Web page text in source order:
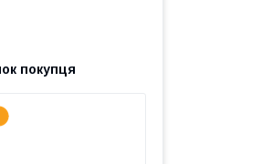
покупця